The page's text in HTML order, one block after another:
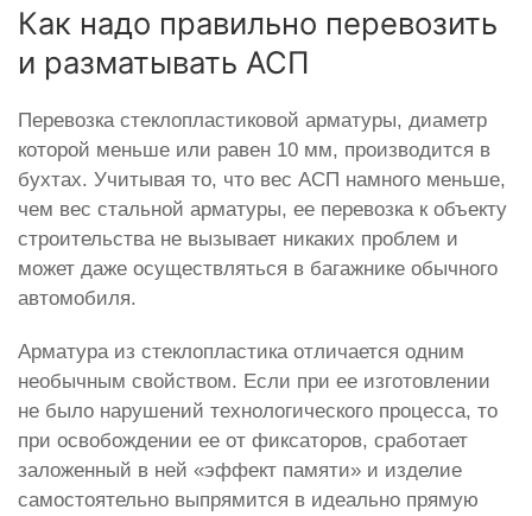
Как надо правильно перевозить
и разматывать АСП
Перевозка стеклопластиковой арматуры, диаметр
которой меньше или равен 10 мм, производится в
бухтах. Учитывая то, что вес АСП намного меньше,
чем вес стальной арматуры, ее перевозка к объекту
строительства не вызывает никаких проблем и
может даже осуществляться в багажнике обычного
автомобиля.
Арматура из стеклопластика отличается одним
необычным свойством. Если при ее изготовлении
не было нарушений технологического процесса, то
при освобождении ее от фиксаторов, сработает
заложенный в ней «эффект памяти» и изделие
самостоятельно выпрямится в идеально прямую